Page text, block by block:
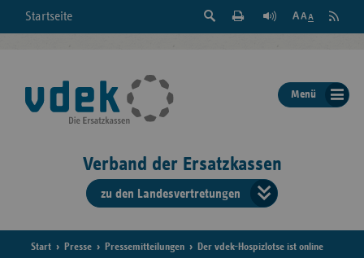
Startseite
Suche
der
Seite
Feed
Menü
Verband der Ersatzkassen
zu den Landesvertretungen
der
Start Presse Pressemitteilungen Der vdek-Hospizlotse ist online